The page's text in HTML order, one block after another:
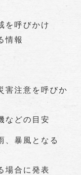
を呼びかけ
情報
害注意を呼びか
などの目安
、暴風となる
場合に発表